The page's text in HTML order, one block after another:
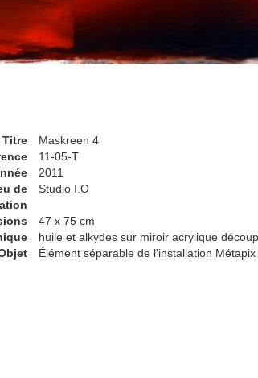
Titre
Maskreen 4
11-05-T
2011
de
Studio I.O
47 x 75 cm
huile et alkydes sur miroir acrylique
Élément séparable de l'installation Métapix